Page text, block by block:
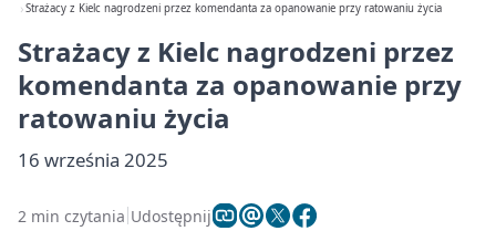
Strażacy z Kielc nagrodzeni przez komendanta za opanowanie przy ratowaniu życia
Strażacy z Kielc nagrodzeni przez
komendanta za opanowanie przy
ratowaniu życia
16 września 2025
2 min czytania Udostępnij